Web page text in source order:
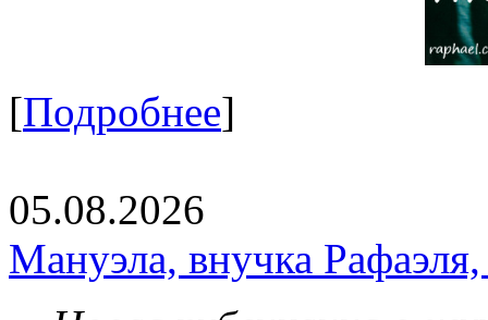
[Подробнее]
05.08.2026
Мануэла, внучка